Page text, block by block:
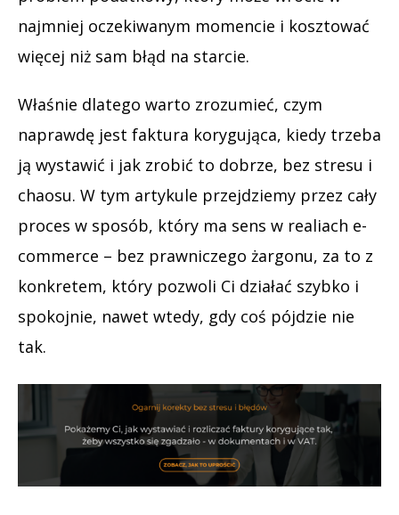
najmniej oczekiwanym momencie i kosztować
więcej niż sam błąd na starcie.
Właśnie dlatego warto zrozumieć, czym
naprawdę jest faktura korygująca, kiedy trzeba
ją wystawić i jak zrobić to dobrze, bez stresu i
chaosu. W tym artykule przejdziemy przez cały
proces w sposób, który ma sens w realiach e-
commerce – bez prawniczego żargonu, za to z
konkretem, który pozwoli Ci działać szybko i
spokojnie, nawet wtedy, gdy coś pójdzie nie
tak.